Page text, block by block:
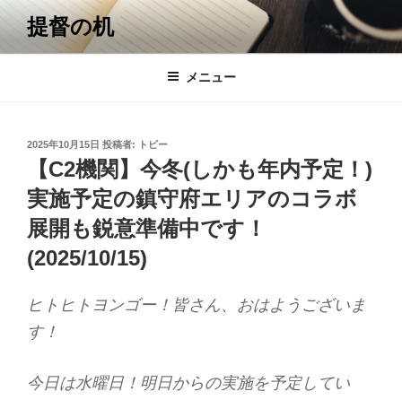
コ
テ
提督の机
メニュー
投
2025年10月15日 投稿者: トビー
【C2機関】今冬(しかも年内予定！)
実施予定の鎮守府エリアのコラボ
展開も鋭意準備中です！
(2025/10/15)
ヒトヒトヨンゴー！皆さん、おはようございま
す！
今日は水曜日！明日からの実施を予定してい